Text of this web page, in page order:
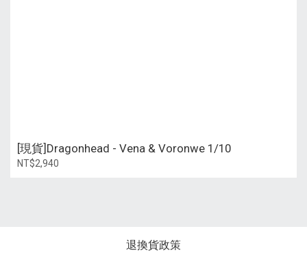
[現貨]Dragonhead - Vena & Voronwe 1/10
NT$2,940
退換貨政策